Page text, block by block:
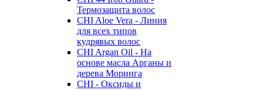
Термозащита волос
CHI Aloe Vera - Линия
для всех типов
кудрявых волос
CHI Argan Oil - На
основе масла Арганы и
дерева Моринга
CHI - Оксиды и